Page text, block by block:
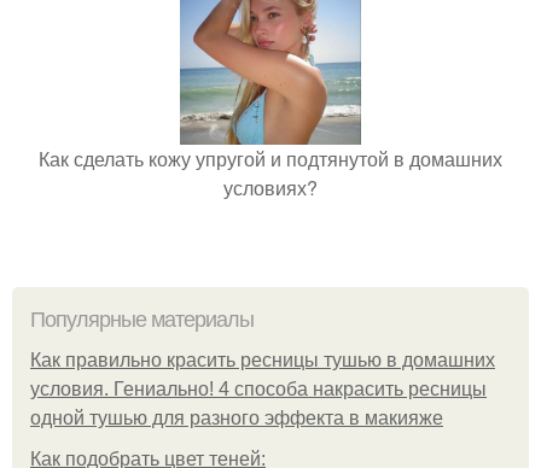
Как сделать кожу упругой и подтянутой в домашних
условиях?
Популярные материалы
Как правильно красить ресницы тушью в домашних
условия. Гениально! 4 способа накрасить ресницы
одной тушью для разного эффекта в макияже
Как подобрать цвет теней: